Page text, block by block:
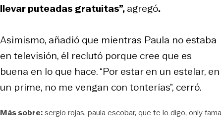
llevar puteadas gratuitas”,agregó.
Asimismo, añadió que mientras Paula no estaba
en televisión, él reclutó porque cree que es
buena en lo que hace. “Por estar en un estelar, en
un prime, no me vengan con tonterías”, cerró.
Más sobre:sergio rojas paula escobar que te lo digo only fama